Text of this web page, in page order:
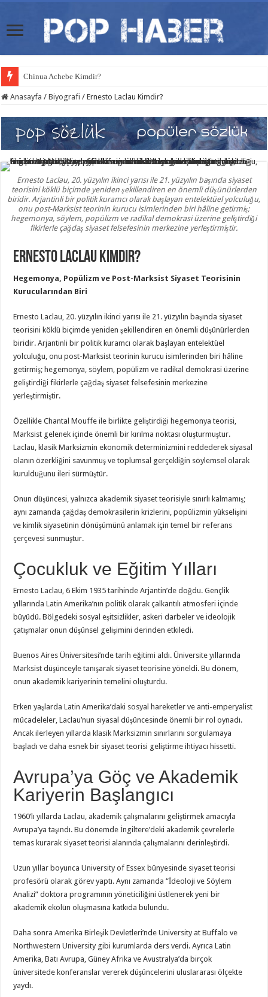
Chinua Achebe Kimdir?
Anasayfa / Biyografi / Ernesto Laclau Kimdir?
Ernesto Laclau, 20. yüzyılın ikinci yarısı ile 21. yüzyılın başında siyaset
teorisini köklü biçimde yeniden şekillendiren en önemli düşünürlerden
biridir. Arjantinli bir politik kuramcı olarak başlayan entelektüel yolculuğu,
onu post-Marksist teorinin kurucu isimlerinden biri hâline getirmiş;
hegemonya, söylem, popülizm ve radikal demokrasi üzerine geliştirdiği
fikirlerle çağdaş siyaset felsefesinin merkezine yerleştirmiştir.
Ernesto Laclau Kimdir?
Hegemonya, Popülizm ve Post-Marksist Siyaset Teorisinin
Kurucularından Biri
Ernesto Laclau, 20. yüzyılın ikinci yarısı ile 21. yüzyılın başında siyaset
teorisini köklü biçimde yeniden şekillendiren en önemli düşünürlerden
biridir. Arjantinli bir politik kuramcı olarak başlayan entelektüel
yolculuğu, onu post-Marksist teorinin kurucu isimlerinden biri hâline
getirmiş; hegemonya, söylem, popülizm ve radikal demokrasi üzerine
geliştirdiği fikirlerle çağdaş siyaset felsefesinin merkezine
yerleştirmiştir.
Özellikle Chantal Mouffe ile birlikte geliştirdiği hegemonya teorisi,
Marksist gelenek içinde önemli bir kırılma noktası oluşturmuştur.
Laclau, klasik Marksizmin ekonomik determinizmini reddederek siyasal
olanın özerkliğini savunmuş ve toplumsal gerçekliğin söylemsel olarak
kurulduğunu ileri sürmüştür.
Onun düşüncesi, yalnızca akademik siyaset teorisiyle sınırlı kalmamış;
aynı zamanda çağdaş demokrasilerin krizlerini, popülizmin yükselişini
ve kimlik siyasetinin dönüşümünü anlamak için temel bir referans
çerçevesi sunmuştur.
Çocukluk ve Eğitim Yılları
Ernesto Laclau, 6 Ekim 1935 tarihinde Arjantin’de doğdu. Gençlik
yıllarında Latin Amerika’nın politik olarak çalkantılı atmosferi içinde
büyüdü. Bölgedeki sosyal eşitsizlikler, askeri darbeler ve ideolojik
çatışmalar onun düşünsel gelişimini derinden etkiledi.
Buenos Aires Üniversitesi’nde tarih eğitimi aldı. Üniversite yıllarında
Marksist düşünceyle tanışarak siyaset teorisine yöneldi. Bu dönem,
onun akademik kariyerinin temelini oluşturdu.
Erken yaşlarda Latin Amerika’daki sosyal hareketler ve anti-emperyalist
mücadeleler, Laclau’nun siyasal düşüncesinde önemli bir rol oynadı.
Ancak ilerleyen yıllarda klasik Marksizmin sınırlarını sorgulamaya
başladı ve daha esnek bir siyaset teorisi geliştirme ihtiyacı hissetti.
Avrupa’ya Göç ve Akademik
Kariyerin Başlangıcı
1960’lı yıllarda Laclau, akademik çalışmalarını geliştirmek amacıyla
Avrupa’ya taşındı. Bu dönemde İngiltere’deki akademik çevrelerle
temas kurarak siyaset teorisi alanında çalışmalarını derinleştirdi.
Uzun yıllar boyunca University of Essex bünyesinde siyaset teorisi
profesörü olarak görev yaptı. Aynı zamanda “İdeoloji ve Söylem
Analizi” doktora programının yöneticiliğini üstlenerek yeni bir
akademik ekolün oluşmasına katkıda bulundu.
Daha sonra Amerika Birleşik Devletleri’nde University at Buffalo ve
Northwestern University gibi kurumlarda ders verdi. Ayrıca Latin
Amerika, Batı Avrupa, Güney Afrika ve Avustralya’da birçok
üniversitede konferanslar vererek düşüncelerini uluslararası ölçekte
yaydı.